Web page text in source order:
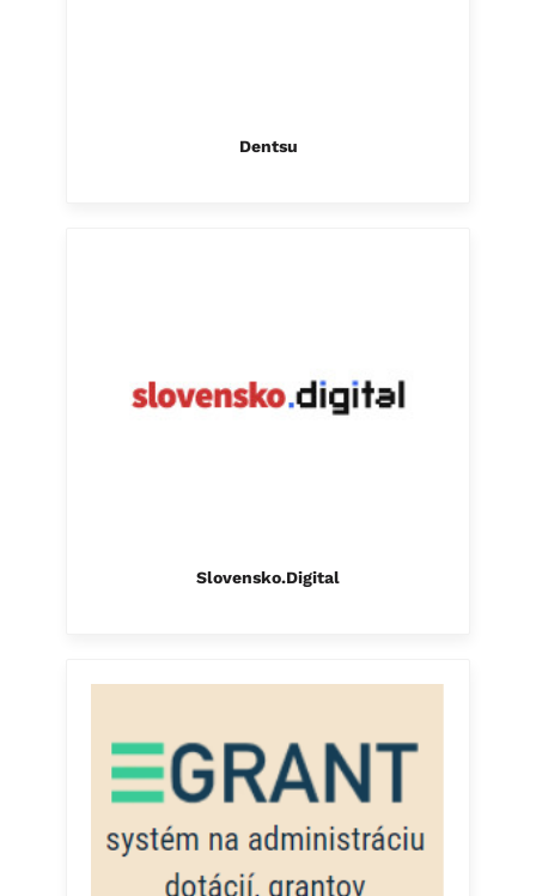
Dentsu
Slovensko.Digital